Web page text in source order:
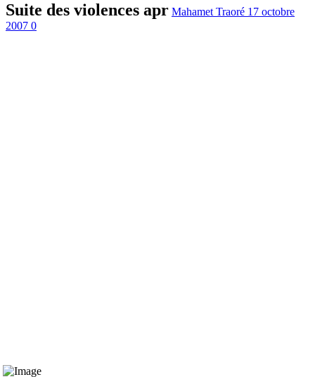
Suite des violences apr Mahamet Traoré 17 octobre
2007 0